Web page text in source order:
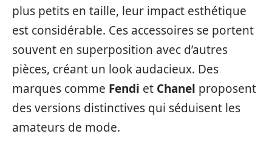
plus petits en taille, leur impact esthétique
est considérable. Ces accessoires se portent
souvent en superposition avec d’autres
pièces, créant un look audacieux. Des
marques comme Fendi et Chanel proposent
des versions distinctives qui séduisent les
amateurs de mode.